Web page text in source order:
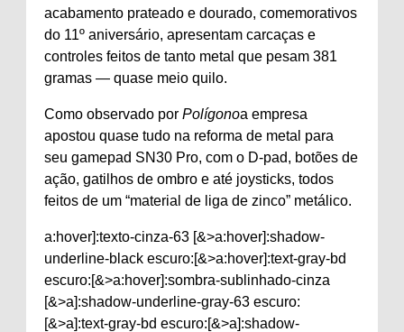
acabamento prateado e dourado, comemorativos
do 11º aniversário, apresentam carcaças e
controles feitos de tanto metal que pesam 381
gramas — quase meio quilo.
Como observado por Polígonoa empresa
apostou quase tudo na reforma de metal para
seu gamepad SN30 Pro, com o D-pad, botões de
ação, gatilhos de ombro e até joysticks, todos
feitos de um “material de liga de zinco” metálico.
a:hover]:texto-cinza-63 [&>a:hover]:shadow-
underline-black escuro:[&>a:hover]:text-gray-bd
escuro:[&>a:hover]:sombra-sublinhado-cinza
[&>a]:shadow-underline-gray-63 escuro:
[&>a]:text-gray-bd escuro:[&>a]:shadow-